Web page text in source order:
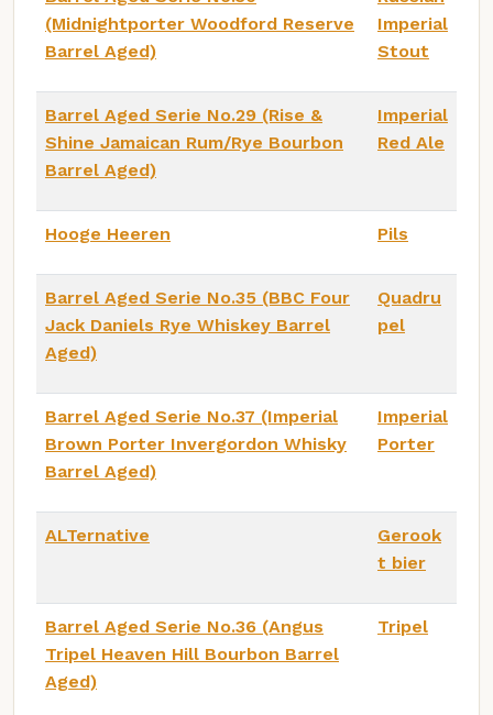
(Midnightporter Woodford Reserve
Barrel Aged)
Imperial
Stout
Barrel Aged Serie No.29 (Rise &
Shine Jamaican Rum/Rye Bourbon
Barrel Aged)
Imperial
Red Ale
Hooge Heeren Pils
Barrel Aged Serie No.35 (BBC Four
Jack Daniels Rye Whiskey Barrel
Aged)
Quadru
pel
Barrel Aged Serie No.37 (Imperial
Brown Porter Invergordon Whisky
Barrel Aged)
Imperial
Porter
ALTernative
Gerook
t bier
Barrel Aged Serie No.36 (Angus
Tripel Heaven Hill Bourbon Barrel
Aged)
Tripel